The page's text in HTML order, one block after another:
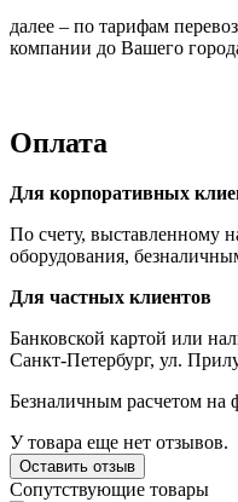
далее – по тарифам
компании до Вашего
Оплата
Для корпоративных
По счету, выставленному
оборудования,
Для частных клиентов
Банковской картой или
Санкт-Петербург, ул.
Безналичным расчетом на
У товара еще нет отзывов.
Оставить отзыв
Сопутствующие товары